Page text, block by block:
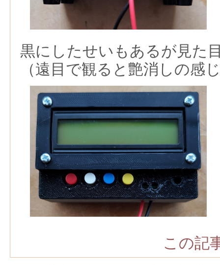
黒にしたせいもあるが見た
（遠目で観ると艶消しの感
この記